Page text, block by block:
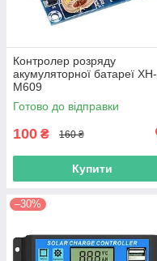
Контролер розряду
акумуляторної батареї XH-
M609
Готово до відправки
100 ₴ 160 ₴
Купити
–30%